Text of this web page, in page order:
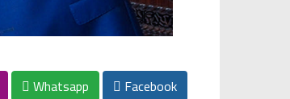
Facebook
Whatsapp